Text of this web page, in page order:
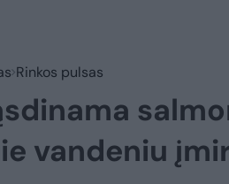
Rinkos pulsas
vandeniu